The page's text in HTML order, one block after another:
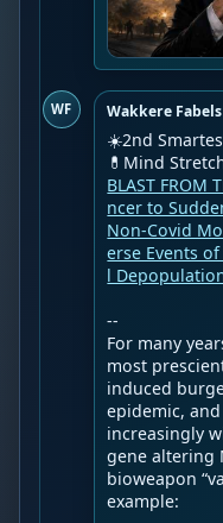
WF Wakkere Fabels
☀️2nd
BLAST FROM
ncer to
Non-Covid
erse Events
l
--
For many
most
induced
epidemic,
increasingly
gene altering
bioweapon
example: